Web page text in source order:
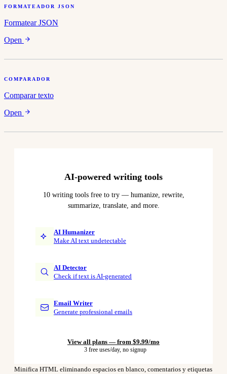
FORMATEADOR JSON
Formatear JSON
Open
COMPARADOR
Comparar texto
Open
AI-powered writing tools
10 writing tools free to try — humanize, rewrite,
summarize, translate, and more.
AI Humanizer
Make AI text undetectable
AI Detector
Check if text is AI-generated
Email Writer
Generate professional emails
View all plans — from $9.99/mo
3 free uses/day, no signup
Minifica HTML eliminando espacios en blanco, comentarios y etiquetas